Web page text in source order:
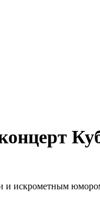
искрометным